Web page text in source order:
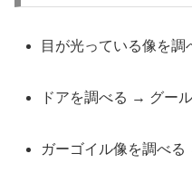
目が光っている像を
ドアを調べる → グー
ガーゴイル像を調べ